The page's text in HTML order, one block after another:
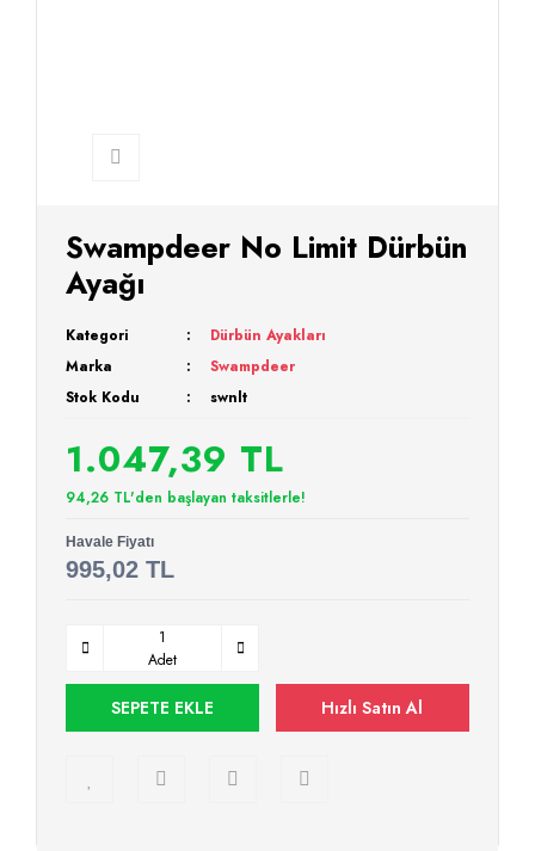
Swampdeer No Limit Dürbün
Ayağı
Kategori
Dürbün Ayakları
Marka
Swampdeer
Stok Kodu
swnlt
1.047,39 TL
94,26 TL'den başlayan taksitlerle!
Havale Fiyatı
995,02 TL
Adet
SEPETE EKLE Hızlı Satın Al